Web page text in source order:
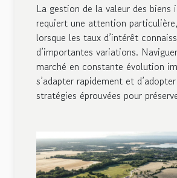
La gestion de la valeur des biens
requiert une attention
lorsque les taux d’intérêt
d’importantes variations.
marché en constante évolution
s’adapter rapidement et
stratégies éprouvées pour